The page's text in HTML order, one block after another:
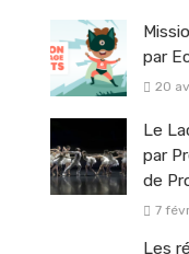
par
20
Le
par
de
7
Les